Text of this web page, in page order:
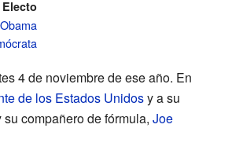
Electo
4 de noviembre de ese año. En
de los Estados Unidosy a su
compañero de fórmula, Joe